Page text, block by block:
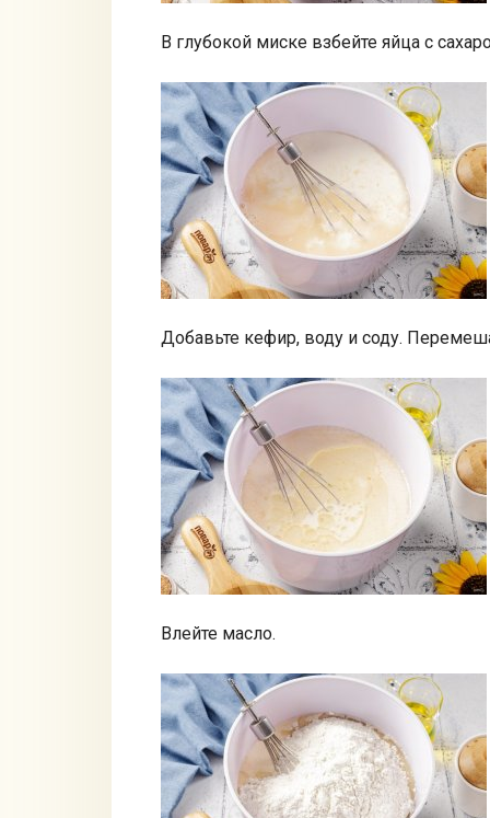
В глубокой миске взбейте яйца с
Добавьте кефир, воду и соду.
Влейте масло.